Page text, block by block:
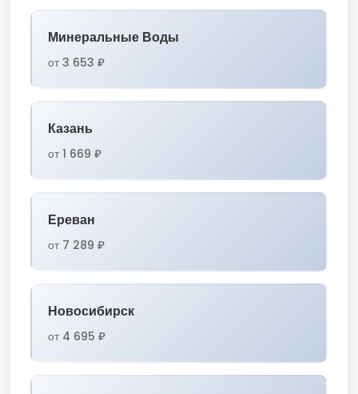
Минеральные Воды
от 3 653 ₽
Казань
от 1 669 ₽
Ереван
от 7 289 ₽
Новосибирск
от 4 695 ₽